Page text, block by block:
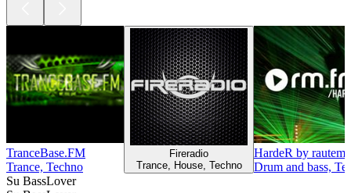
TranceBase.FM
Trance, Techno
Fireradio
Trance, House, Techno
HardeR by
Drum and bass,
Su BassLover